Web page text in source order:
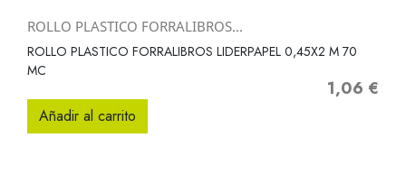
ROLLO PLASTICO FORRALIBROS...
ROLLO PLASTICO FORRALIBROS LIDERPAPEL 0,45X2 M 70
MC
Precio
1,06 €
Añadir al carrito